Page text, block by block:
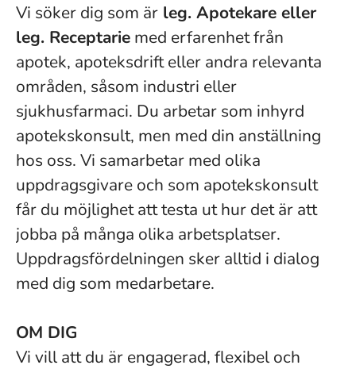
Vi söker dig som är leg. Apotekare eller
leg. Receptarie med erfarenhet från
apotek, apoteksdrift eller andra relevanta
områden, såsom industri eller
sjukhusfarmaci. Du arbetar som inhyrd
apotekskonsult, men med din anställning
hos oss. Vi samarbetar med olika
uppdragsgivare och som apotekskonsult
får du möjlighet att testa ut hur det är att
jobba på många olika arbetsplatser.
Uppdragsfördelningen sker alltid i dialog
med dig som medarbetare.
OM DIG
Vi vill att du är engagerad, flexibel och